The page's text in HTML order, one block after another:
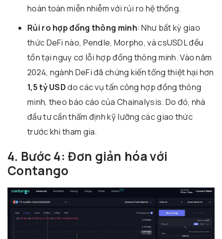
hoàn toàn miễn nhiễm với rủi ro hệ thống.
Rủi ro hợp đồng thông minh: Như bất kỳ giao
thức DeFi nào, Pendle, Morpho, và csUSDL đều
tồn tại nguy cơ lỗi hợp đồng thông minh. Vào năm
2024, ngành DeFi đã chứng kiến tổng thiệt hại hơn
1,5 tỷ USDdo các vụ tấn công hợp đồng thông
minh, theo báo cáo của Chainalysis. Do đó, nhà
đầu tư cần thẩm định kỹ lưỡng các giao thức
trước khi tham gia.
4. Bước 4: Đơn giản hóa với
Contango